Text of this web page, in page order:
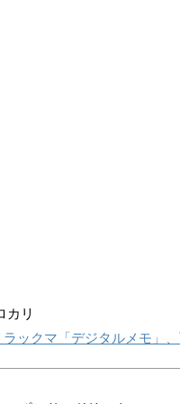
カリ
ックマ「デジタルメモ」